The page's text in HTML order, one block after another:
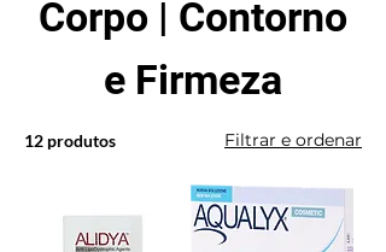
Corpo | Contorno
e Firmeza
12 produtos Filtrar e ordenar